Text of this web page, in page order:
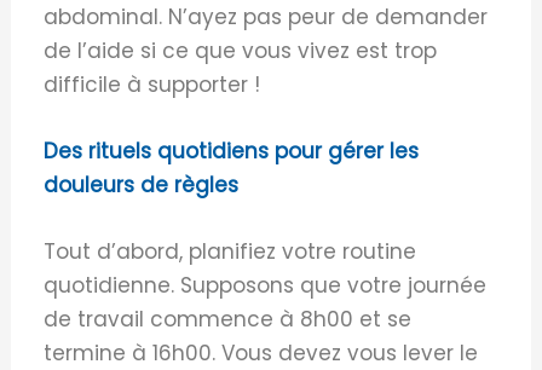
abdominal. N’ayez pas peur de demander
de l’aide si ce que vous vivez est trop
difficile à supporter !
Des rituels quotidiens pour gérer les
douleurs de règles
Tout d’abord, planifiez votre routine
quotidienne. Supposons que votre journée
de travail commence à 8h00 et se
termine à 16h00. Vous devez vous lever le